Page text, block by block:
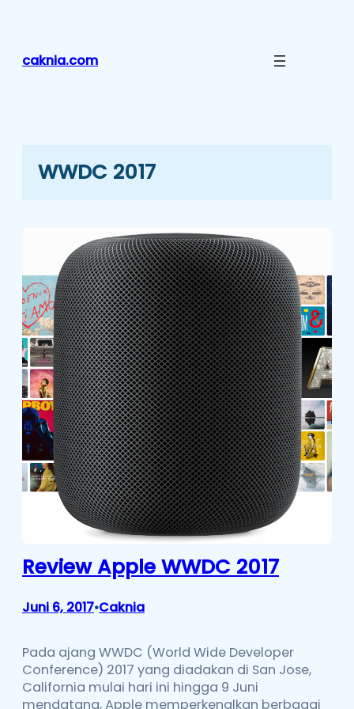
caknia.com
WWDC 2017
Review Apple WWDC 2017
Juni 6, 2017•Caknia
Pada ajang WWDC (World Wide Developer
Conference) 2017 yang diadakan di San Jose,
California mulai hari ini hingga 9 Juni
mendatang, Apple memperkenalkan berbagai